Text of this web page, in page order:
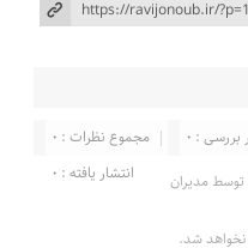
مجموع نظرات : 0
بررسی : 0
انتشار یافته : 0
مدیران
نخواهد شد.